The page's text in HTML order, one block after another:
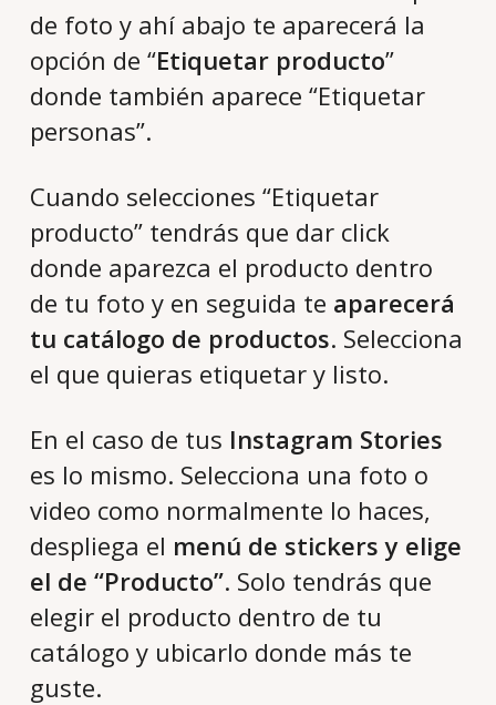
de foto y ahí abajo te aparecerá la
opción de “Etiquetar producto”
donde también aparece “Etiquetar
personas”.
Cuando selecciones “Etiquetar
producto” tendrás que dar click
donde aparezca el producto dentro
de tu foto y en seguida te aparecerá
tu catálogo de productos. Selecciona
el que quieras etiquetar y listo.
En el caso de tus Instagram Stories
es lo mismo. Selecciona una foto o
video como normalmente lo haces,
despliega el menú de stickers y elige
el de “Producto”. Solo tendrás que
elegir el producto dentro de tu
catálogo y ubicarlo donde más te
guste.